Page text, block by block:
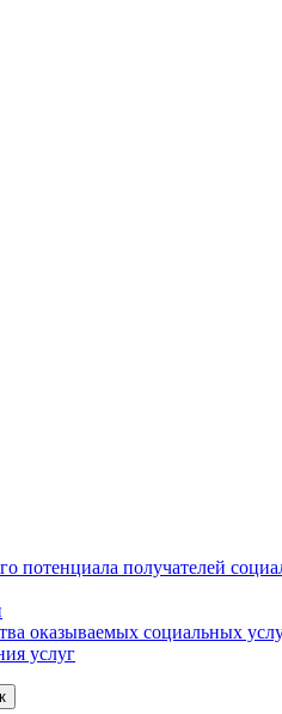
потенциала получателей
оказываемых социальных
услуг